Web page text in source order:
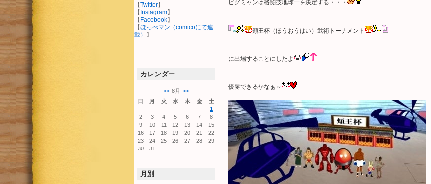
【Twitter】
【 Instagram】
【 Facebook】
【ほっぺマン（comicoにて連
載）
】
カレンダー
<< 8月 >>
日
月 火 水 木 金
土
1
2
3 4 5 6 7
8
9
10 11 12 13 14
15
16
17 18 19 20 21
22
23
24 25 26 27 28
29
30
31
月別
ピグミャンは格闘技地球一を決定する・・・
頬王杯（ほうおうはい）武術トーナメント
に出場することにしたよ
優勝できるかなぁ～